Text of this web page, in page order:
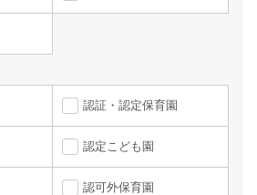
認証・認定保育園
認定こども園
認可外保育園